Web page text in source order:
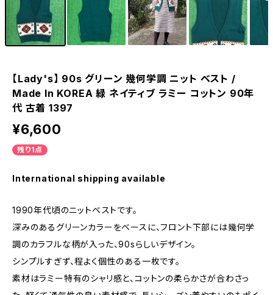
【Lady's】 90s グリーン 幾何学調 ニット ベスト /
Made In KOREA 緑 ネイティブ ラミー コットン 90年
代 古着 1397
¥6,600
残り1点
International shipping available
1990年代頃のニットベストです。
深みのあるグリーンカラーをベースに、フロント下部には幾何学
調のカラフルな柄が入った、90sらしいデザイン。
シンプルすぎず、程よく個性のある一枚です。
素材はラミー特有のシャリ感と、コットンの柔らかさが合わさっ